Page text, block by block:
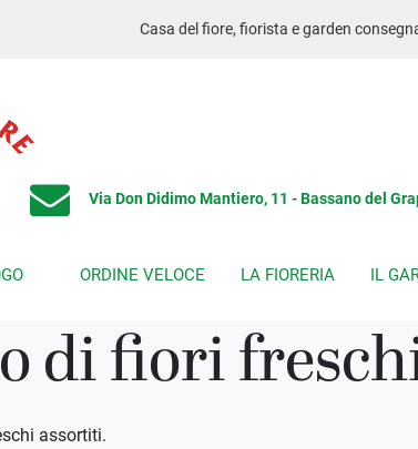
Casa del fiore, fiorista e garden
Via Don Didimo Mantiero, 11 - Bassano del
ORDINE VELOCE LA FIORERIA IL
di fiori
assortiti.